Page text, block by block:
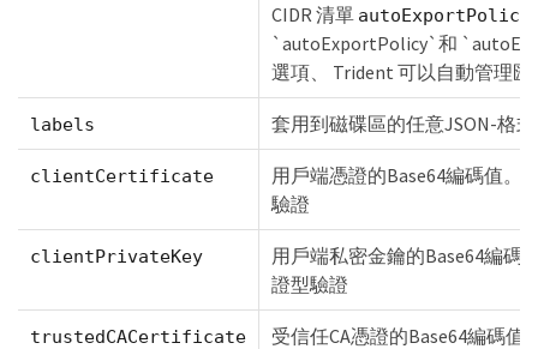
CIDR 清單 autoExportPolicy
`autoExportPolicy`和
選項、 Trident 可以自動管理匯
labels 套用到磁碟區的任意JSON-格
clientCertificate
用戶端憑證的Base64編碼值。
驗證
clientPrivateKey
用戶端私密金鑰的Base64編碼
證型驗證
trustedCACertificate
受信任CA憑證的Base64編碼值